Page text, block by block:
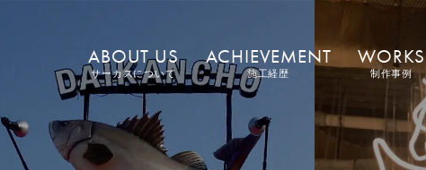
ABOUT US
サーカスについて
ACHIEVEMENT
施工経歴
WORKS
制作事例